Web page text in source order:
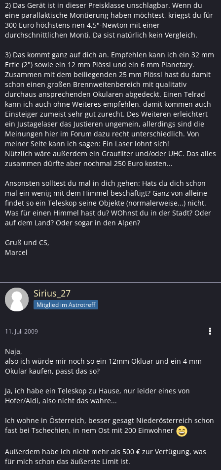
2) Das Gerät ist in dieser Preisklasse unschlagbar. Wenn du
eine parallaktische Montierung haben möchtest, kriegst du für
300 Euro höchstens nen 4,5"-Newton mit einer
durchschnittlichen Monti. Da sist natürlich kein Vergleich.
3) Das kommt ganz auf dich an. Empfehlen kann ich ein 32 mm
Erfle (2") sowie ein 12 mm Plössl und ein 6 mm Planetary.
Zusammen mit dem beiliegenden 25 mm Plössl hast du damit
schon einen großen Brennweitenbereich mit qualitativ
durchaus ansprechenden Okularen abgedeckt. Einen Telrad
kann ich auch ohne Weiteres empfehlen, damit kommen auch
Einsteiger zumeist sehr gut zurecht. Des Weiteren erleichtert
ein Justagelaser das Justieren ungemein, allerdings sind die
Meinungen hier im Forum dazu recht unterschiedlich. Von
meiner Seite kann ich sagen: Ein Laser lohnt sich!
Nützlich wäre außerdem ein Graufilter und/oder UHC. Das alles
zusammen dürfte aber nochmal 250 Euro kosten...
Ansonsten solltest du mal in dich gehen: Hats du dich schon
mal ein wenig mit dem Himmel beschäftigt? Ganz von alleine
findet so ein Teleskop seine Objekte (normalerweise...) nicht.
Was für einen Himmel hast du? WOhnst du in der Stadt? Oder
auf dem Land? Oder sogar in den Alpen?
Gruß und CS,
Marcel
Sirius_27
Mitglied im Astrotreff
11. Juli 2009
Naja,
also ich würde mir noch so ein 12mm Okluar und ein 4 mm
Okular kaufen, passt das so?
Ja, ich habe ein Teleskop zu Hause, nur leider eines von
Hofer/Aldi, also nicht das wahre...
Ich wohne in Österreich, besser gesagt Niederösterreich schon
fast bei Tschechien, in nem Ost mit 200 Einwohner
Außerdem habe ich nicht mehr als 500 € zur Verfügung, was
für mich schon das äußerste Limit ist.